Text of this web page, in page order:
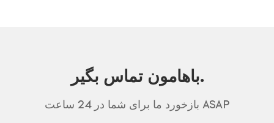
باهامون تماس بگير.
بازخورد ما برای شما در 24 ساعت ASAP